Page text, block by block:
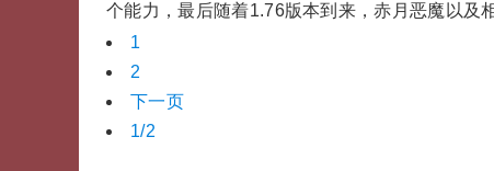
个能力，最后随着1.76版本到来，赤月恶魔以及
1
2
下一页
1/2